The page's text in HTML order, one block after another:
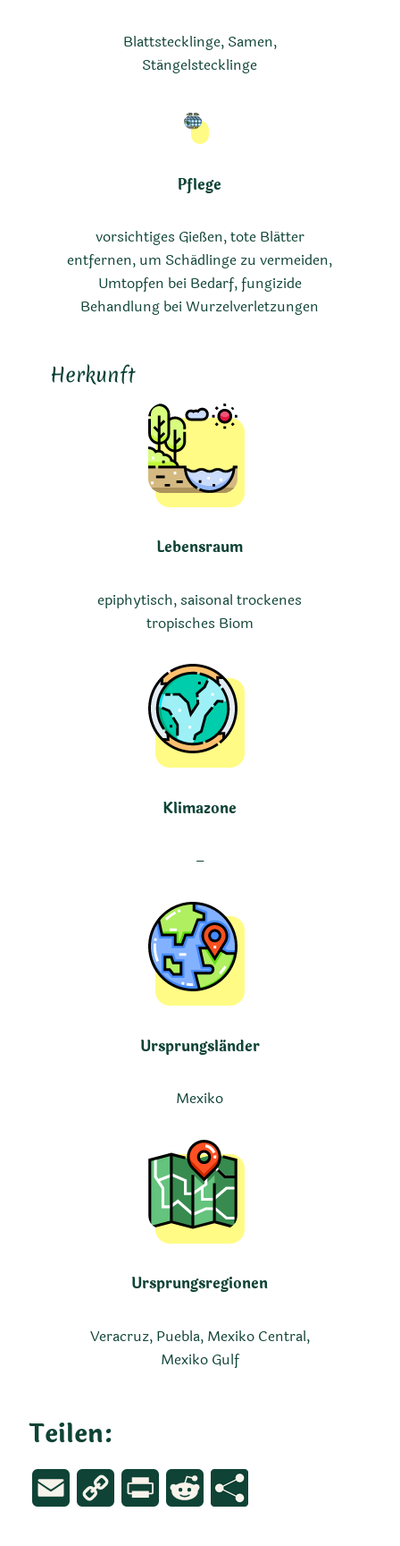
Blattstecklinge, Samen,
Stängelstecklinge
Pflege
vorsichtiges Gießen, tote Blätter
entfernen, um Schädlinge zu vermeiden,
Umtopfen bei Bedarf, fungizide
Behandlung bei Wurzelverletzungen
Herkunft
Lebensraum
epiphytisch, saisonal trockenes
tropisches Biom
Klimazone
–
Ursprungsländer
Mexiko
Ursprungsregionen
Veracruz, Puebla, Mexiko Central,
Mexiko Gulf
Teilen:
Email
Copy
Print Reddit